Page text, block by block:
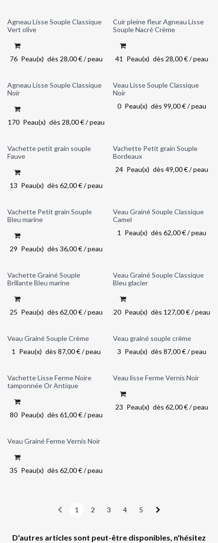
Agneau Lisse Souple Classique
Vert olive
76 Peau(x) dès 28,00€/peau
Cuir pleine fleur Agneau Lisse
Souple Nacré Crème
41 Peau(x) dès 28,00€/peau
Agneau Lisse Souple Classique
Noir
170 Peau(x) dès 28,00€/peau Back in stock!
Veau Lisse Souple Classique
Noir
0 Peau(x) dès 99,00€/peau
Back in stock!
Vachette petit grain souple
Fauve
13 Peau(x) dès 62,00€/peau Back in stock!
Vachette Petit grain Souple
Bordeaux
24 Peau(x) dès 49,00€/peau
Back in stock!
Vachette Petit grain Souple
Bleu marine
29 Peau(x) dès 36,00€/peau Back in stock!
Veau Grainé Souple Classique
Camel
1
Peau(x) dès 62,00€/peau
Back in stock!
Vachette Grainé Souple
Brillante Bleu marine
25 Peau(x) dès 62,00€/peau Back in stock!
Veau Grainé Souple Classique
Bleu glacier
20 Peau(x) dès 127,00€/peau
Veau Grainé Souple Crème
1
Peau(x) dès 87,00€/peau
Veau grainé souple crème
3 Peau(x) dès 87,00€/peau
Vachette Lisse Ferme Noire
tamponnée Or Antique
80 Peau(x) dès 61,00€/peau
Veau lisse Ferme Vernis Noir
23 Peau(x) dès 62,00€/peau
Veau Grainé Ferme Vernis Noir
35 Peau(x) dès 62,00€/peau
1 2 3 4 5
D'autres articles sont peut-être disponibles, n'hésitez